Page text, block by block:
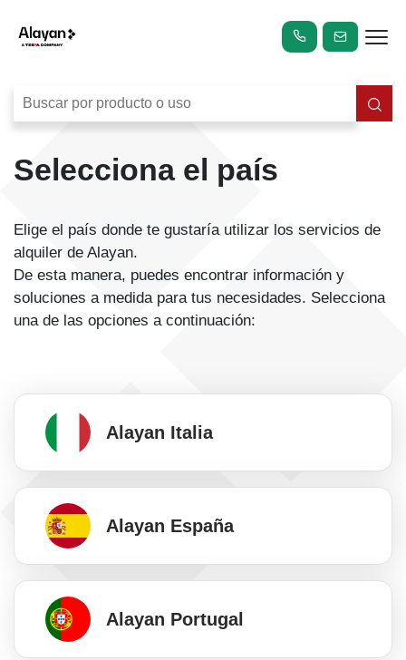
Selecciona el país
Elige el país donde te gustaría utilizar los servicios de
alquiler de Alayan.
De esta manera, puedes encontrar información y
soluciones a medida para tus necesidades. Selecciona
una de las opciones a continuación:
Alayan Italia
Alayan España
Alayan Portugal